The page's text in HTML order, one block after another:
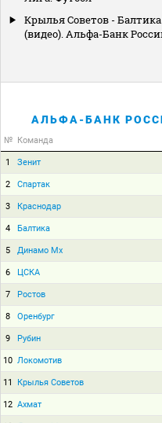
Крылья Советов -
(видео). Альфа-Банк
АЛЬФА-БАНК
№ Команда
1 Зенит
2 Спартак
3 Краснодар
4 Балтика
5 Динамо Мх
6 ЦСКА
7 Ростов
8 Оренбург
9 Рубин
10 Локомотив
11 Крылья Советов
12 Ахмат